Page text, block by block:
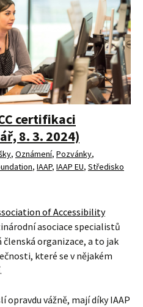
certifikaci
8. 3. 2024)
, Oznámení, Pozvánky,
, IAAP, IAAP EU, Středisko
of Accessibility
asociace specialistů
organizace, a to jak
které se v nějakém
vážně, mají díky IAAP